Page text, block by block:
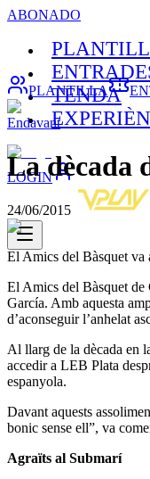
ABONADO
TENDA
LOGIN
PLANTILLA
Endavant
La dècada
24/06/2015
El Amics del Bàsquet va
El Amics del Bàsquet de
García. Amb aquesta
d’aconseguir l’anhelat
Al llarg de la dècada en
accedir a LEB Plata
espanyola.
Davant aquests
bonic sense ell”, va
Agraïts al Submarí